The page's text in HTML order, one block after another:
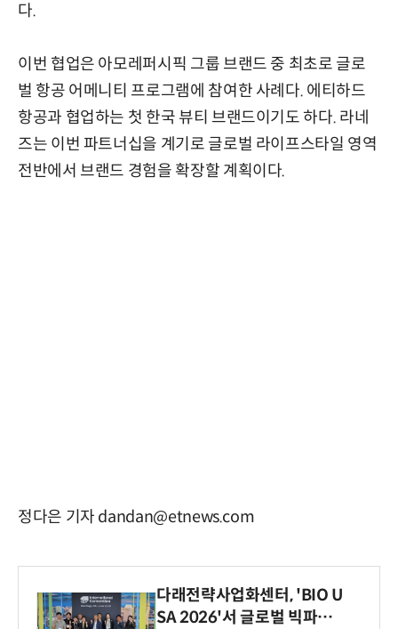
다.
이번 협업은 아모레퍼시픽 그룹 브랜드 중 최초로 글로
벌 항공 어메니티 프로그램에 참여한 사례다. 에티하드
항공과 협업하는 첫 한국 뷰티 브랜드이기도 하다. 라네
즈는 이번 파트너십을 계기로 글로벌 라이프스타일 영역
전반에서 브랜드 경험을 확장할 계획이다.
정다은 기자 dandan@etnews.com
다래전략사업화센터, 'BIO U
SA 2026'서 글로벌 빅파마